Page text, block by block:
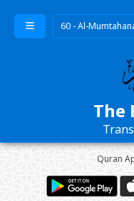
60 - Al-
The
Quran